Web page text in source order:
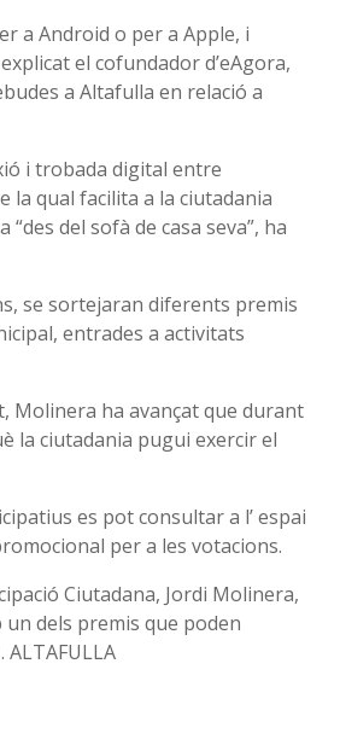
a Android o per a Apple, i
el cofundador d’eAgora,
a Altafulla en relació a
i trobada digital entre
la qual facilita a la ciutadania
del sofà de casa seva”, ha
se sortejaran diferents premis
entrades a activitats
Molinera ha avançat que durant
la ciutadania pugui exercir el
es pot consultar a l’ espai
per a les votacions.
Ciutadana, Jordi Molinera,
dels premis que poden